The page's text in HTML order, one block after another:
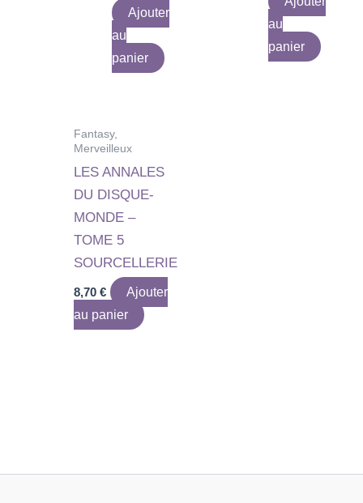
Ajouter
au
panier
au
panier
Fantasy,
Merveilleux
LES ANNALES
DU DISQUE-
MONDE –
TOME 5
SOURCELLERIE
8,70€
Ajouter
au panier